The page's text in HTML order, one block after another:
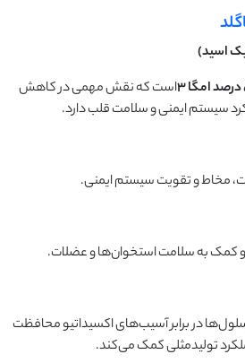
اسید)
درصد امگا۳است که نقش مهمی در کاهش
سیستم ایمنی و سلامت قلب دارد.
مخاط و تقویت سیستم ایمنی.
کمک به سلامت استخوان‌ها و عضلات.
در برابر آسیب‌های اکسیداتیو محافظت
تولیدمثلی کمک می‌کند.